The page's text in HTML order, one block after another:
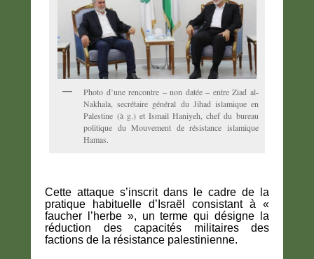
Photo d’une rencontre – non datée – entre Ziad al-
Nakhala, secrétaire général du Jihad islamique en
Palestine (à g.) et Ismail Haniyeh, chef du bureau
politique du Mouvement de résistance islamique
Hamas.
Cette attaque s’inscrit dans le cadre de la
pratique habituelle d’Israël consistant à «
faucher l’herbe », un terme qui désigne la
réduction des capacités militaires des
factions de la résistance palestinienne.